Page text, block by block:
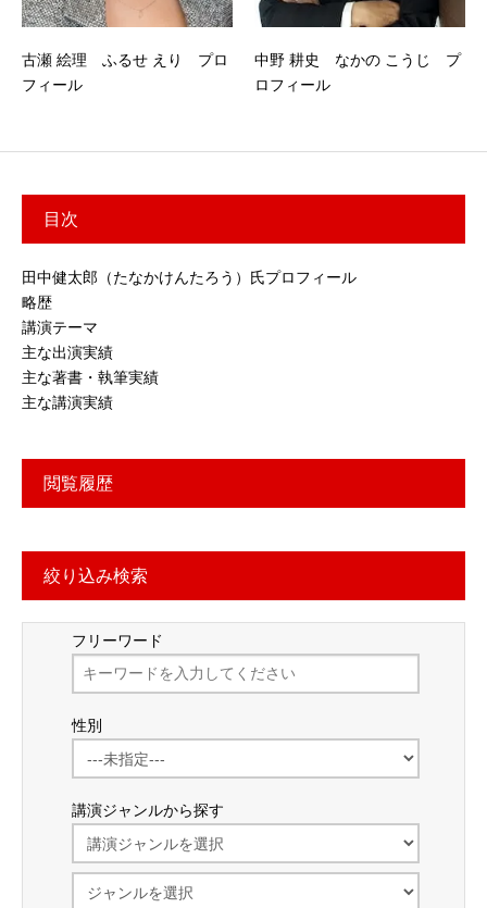
古瀬 絵理 ふるせ えり プロ
フィール
中野 耕史 なかの こうじ プ
ロフィール
目次
田中健太郎（たなかけんたろう）氏プロフィール
略歴
講演テーマ
主な出演実績
主な著書・執筆実績
主な講演実績
閲覧履歴
絞り込み検索
フリーワード
性別
講演ジャンルから探す